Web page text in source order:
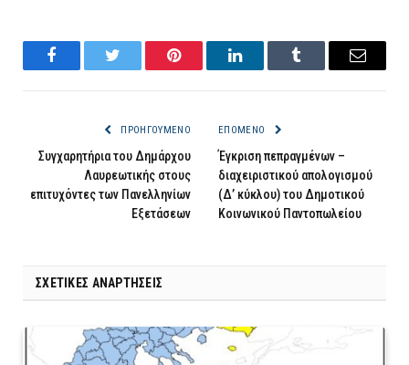
FacebookTwitter Pinterest LinkedInTumblr Email
ΠΡΟΗΓΟΎΜΕΝΟ
Συγχαρητήρια του Δημάρχου
Λαυρεωτικής στους
επιτυχόντες των Πανελληνίων
Εξετάσεων
ΕΠΌΜΕΝΟ
Έγκριση πεπραγμένων –
διαχειριστικού απολογισμού
(Δ’ κύκλου) του Δημοτικού
Κοινωνικού Παντοπωλείου
ΣΧΕΤΙΚΈΣ ΑΝΑΡΤΉΣΕΙΣ